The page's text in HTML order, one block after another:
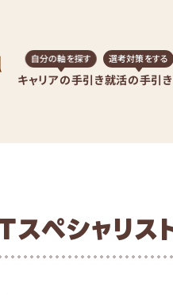
キャリアの手引き
自分の軸を探す
就活の手引き
選考対策をする
ペシャリス